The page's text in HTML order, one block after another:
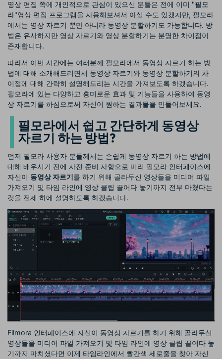
영상 편집 쪽에 개인적으로 관심이 있으신 분들은 전에 이미 "필모
라"영상 편집 프로그램을 사용해보셔서 아실 수도 있겠지만, 필모라
에서는 영상 자르기 뿐만 아니라 동영상 분할하기도 가능합니다. 방
법은 유사하지만 영상 자르기와 영상 분할하기는 분명한 차이점이
존재합니다.
따라서 이번 시간에는 여러분께 필모라에서 동영상 자르기 하는 방
법에 대해 소개해드리면서 동영상 자르기와 동영상 분할하기의 차
이점에 대해 간략히 설명해드리는 시간을 가져보도록 하겠습니다.
필모라에 있는 다양하고 흥미로운 효과 및 기능들을 사용하여 동영
상 자르기를 하심으로써 자신이 원하는 결과물을 만들어보세요.
필모라에서 쉽고 간단하게 동영상
자르기 하는 방법?
먼저 필모라 사용자 분들께서는 손쉽게 동영상 자르기 하는 방법에
대해 배우시기 전에 사전 준비 사항으로 미리 필모라 인터페이스에
자신이 동영상 자르기를 하기 위해 골라두신 영상들을 미디어 파일
가져오기 및 타임 라인에 영상 클립 끌어다 놓기까지 전부 마쳤다는
것을 전제 하에 설명하도록 하겠습니다.
Filmora 인터페이스에 자신이 동영상 자르기를 하기 위해 골라두신
영상들을 미디어 파일 가져오기 및 타임 라인에 영상 클립 끌어다 놓
기까지 마치셨다면 이제 타임라인에서 빨간색 세로줄을 찾아 자신